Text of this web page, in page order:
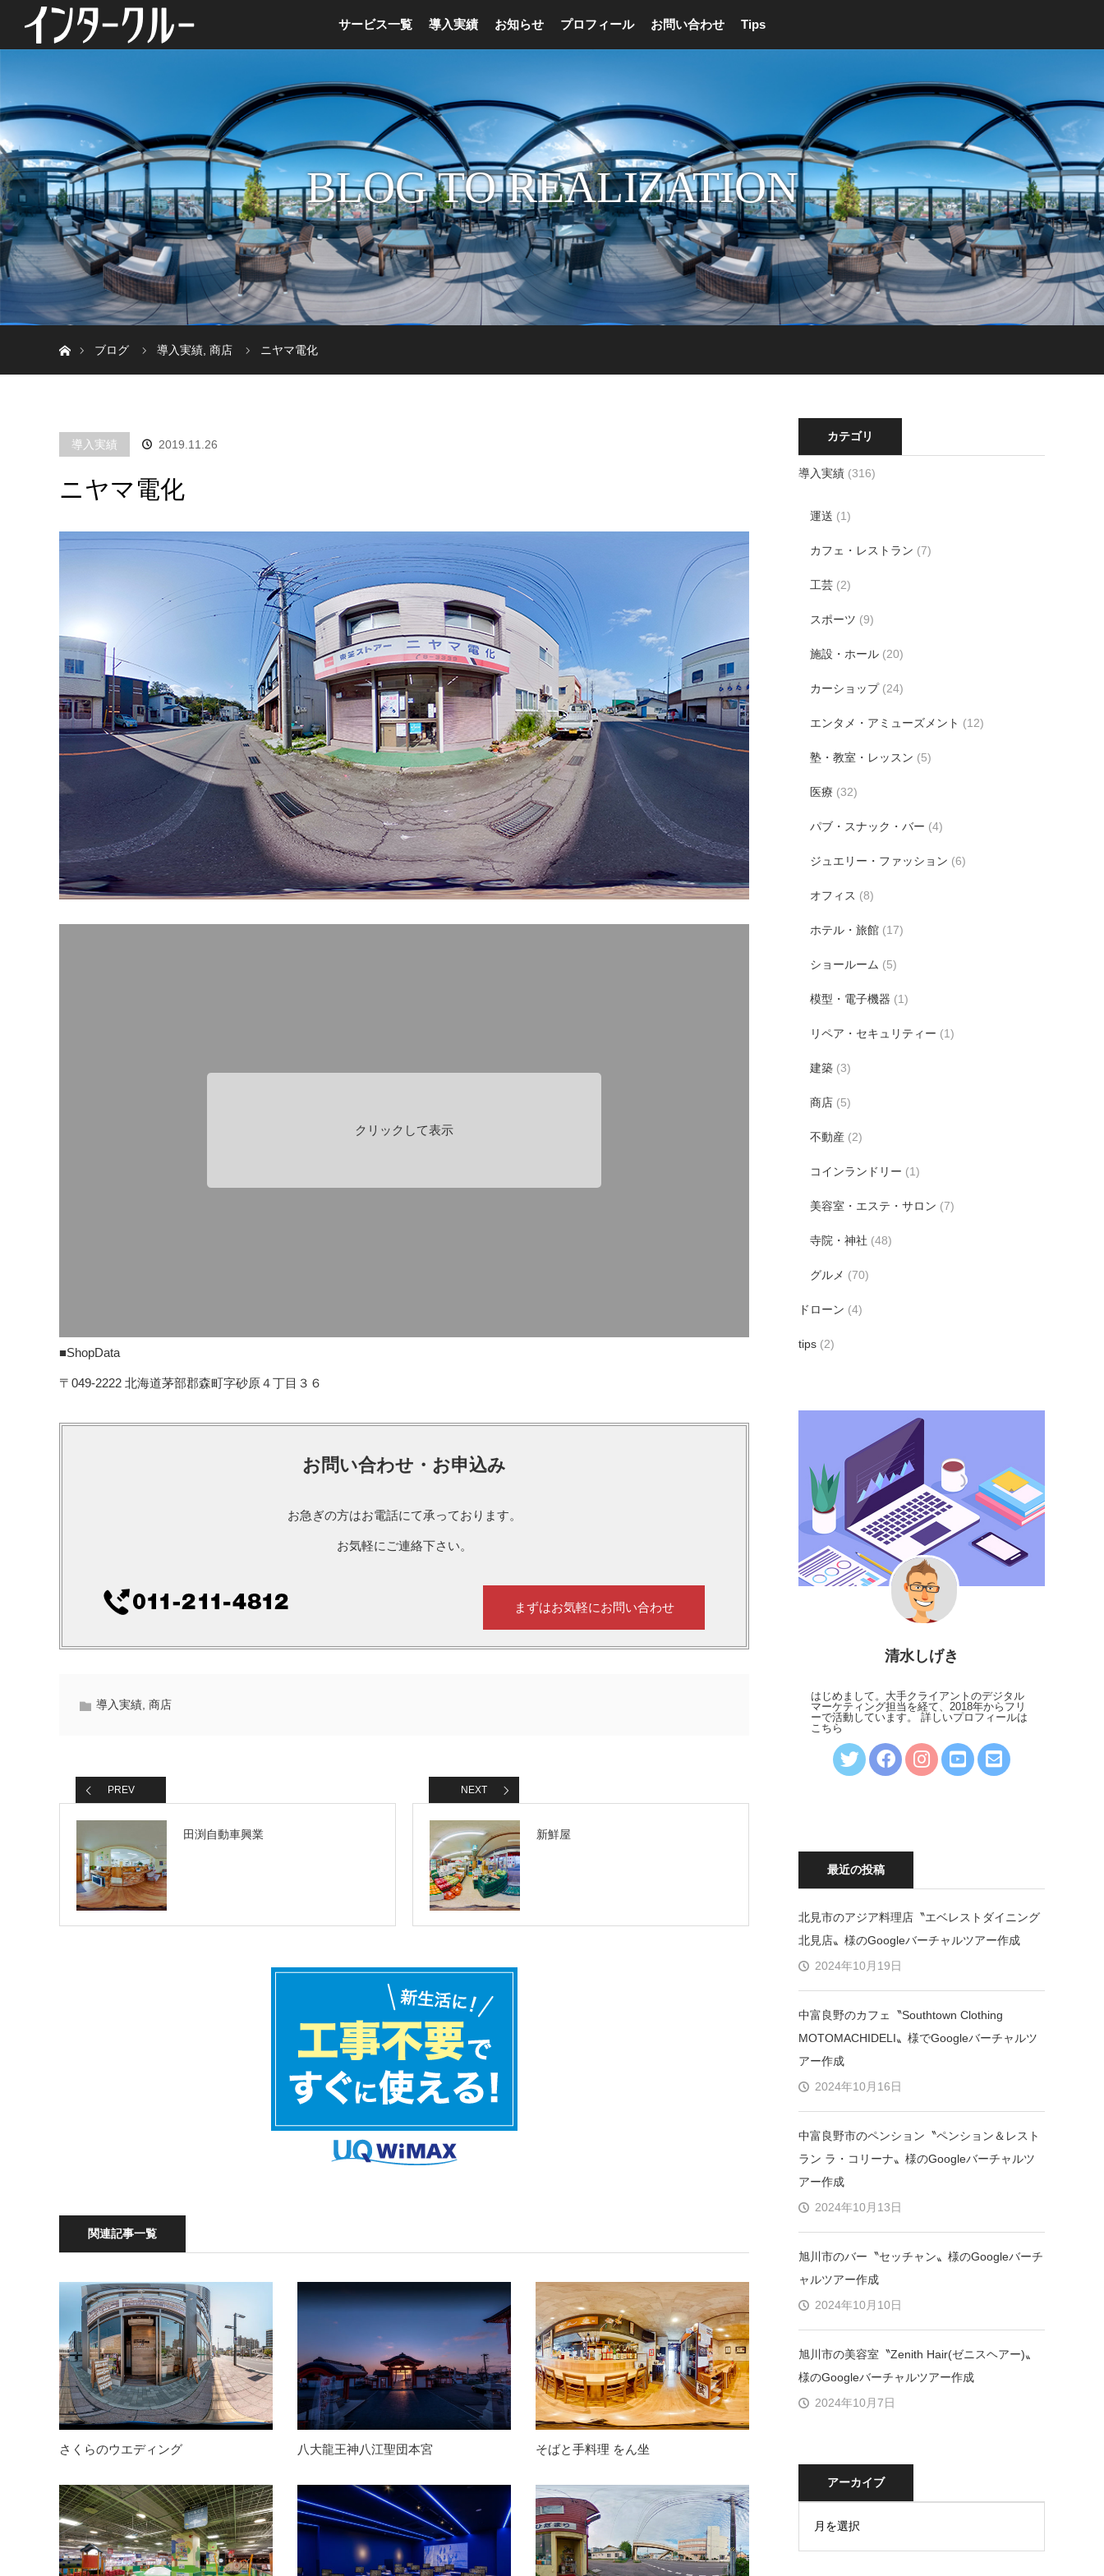
サービス一覧 導入実績 お知らせ プロフィール お問い合わせ Tips
BLOG TO REALIZATION
ブログ
導入実績 商店 ニヤマ電化
導入実績 2019.11.26
ニヤマ電化
クリックして表示
■ShopData
〒049-2222 北海道茅部郡森町字砂原４丁目３６
お問い合わせ・お申込み
お急ぎの方はお電話にて承っております。
お気軽にご連絡下さい。
まずはお気軽にお問い合わせ
導入実績 商店
PREV
田渕自動車興業
NEXT
新鮮屋
関連記事一覧
さくらのウエディング 八大龍王神八江聖団本宮 そばと手料理 をん坐
カテゴリ
導入実績 (316)
運送 (1)
カフェ・レストラン (7)
工芸 (2)
スポーツ (9)
施設・ホール (20)
カーショップ(24)
エンタメ・アミューズメント (12)
塾・教室・レッスン (5)
医療 (32)
パブ・スナック・バー (4)
ジュエリー・ファッション (6)
オフィス (8)
ホテル・旅館 (17)
ショールーム (5)
模型・電子機器 (1)
リペア・セキュリティー (1)
建築 (3)
商店 (5)
不動産 (2)
コインランドリー (1)
美容室・エステ・サロン (7)
寺院・神社 (48)
グルメ (70)
ドローン (4)
tips (2)
清水しげき
はじめまして。大手クライアントのデジタル
マーケティング担当を経て、2018年からフリ
ーで活動しています。 詳しいプロフィールは
こちら
最近の投稿
北見市のアジア料理店〝エベレストダイニング
北見店〟様のGoogleバーチャルツアー作成
2024年10月19日
中富良野のカフェ〝Southtown Clothing
MOTOMACHIDELI〟様でGoogleバーチャルツ
アー作成
2024年10月16日
中富良野市のペンション〝ペンション＆レスト
ラン ラ・コリーナ〟様のGoogleバーチャルツ
アー作成
2024年10月13日
旭川市のバー〝セッチャン〟様のGoogleバーチ
ャルツアー作成
2024年10月10日
旭川市の美容室〝Zenith Hair(ゼニスヘアー)〟
様のGoogleバーチャルツアー作成
2024年10月7日
アーカイブ